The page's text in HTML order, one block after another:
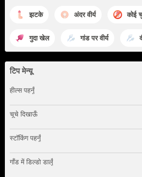
झटके अंदर वीर्य कोई
गुदा खेल गांड पर वीर्य
टिप मेन्यू
हील्स पहनूँ
चूचे दिखाऊँ
स्टॉकिंग पहनूँ
गाँड में डिल्डो डालूँ